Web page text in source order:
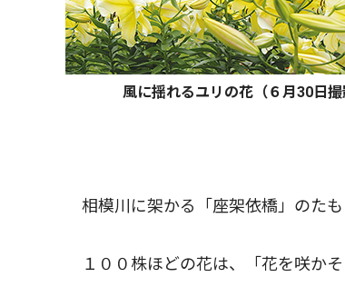
風に揺れるユリの花（６月30日撮
相模川に架かる「座架依橋」のたも
１００株ほどの花は、「花を咲かそ